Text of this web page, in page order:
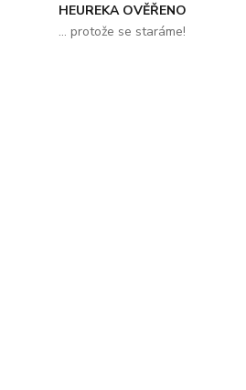
HEUREKA OVĚŘENO
... protože se staráme!